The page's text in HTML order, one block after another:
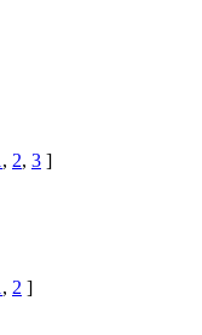
, 2, 3 ]
, 2 ]